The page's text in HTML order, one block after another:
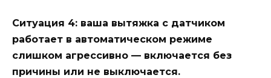
Ситуация 4: ваша вытяжка с датчиком
работает в автоматическом режиме
слишком агрессивно — включается без
причины или не выключается.